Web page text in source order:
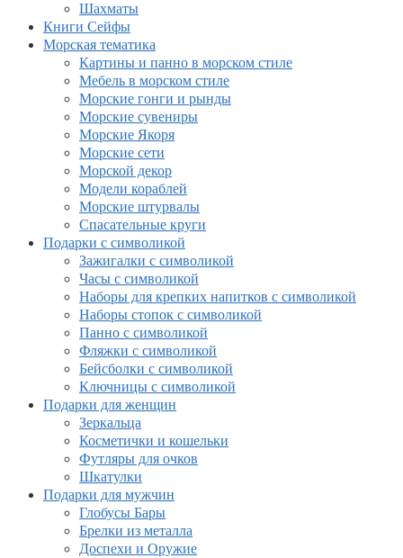
Шахматы
Книги Сейфы
Морская тематика
Картины и панно в морском стиле
Мебель в морском стиле
Морские гонги и рынды
Морские сувениры
Морские Якоря
Морские сети
Морской декор
Модели кораблей
Морские штурвалы
Спасательные круги
Подарки с символикой
Зажигалки с символикой
Часы с символикой
Наборы для крепких напитков с символикой
Наборы стопок с символикой
Панно с символикой
Фляжки с символикой
Бейсболки с символикой
Ключницы с символикой
Подарки для женщин
Зеркальца
Косметички и кошельки
Футляры для очков
Шкатулки
Подарки для мужчин
Глобусы Бары
Брелки из металла
Доспехи и Оружие